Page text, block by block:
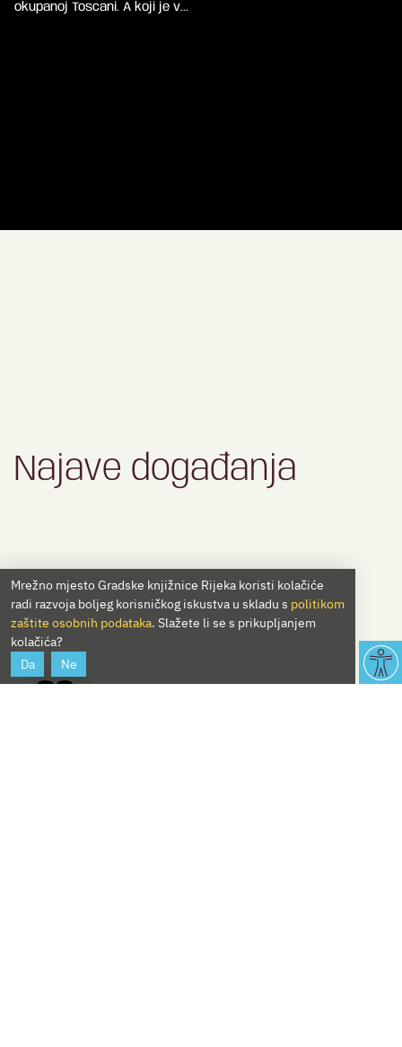
okupanoj Toscani. A koji je v...
Najave događanja
02.
Mrežno mjesto Gradske knjižnice Rijeka koristi kolačiće
radi razvoja boljeg korisničkog iskustva u skladu s politikom
zaštite osobnih podataka. Slažete li se s prikupljanjem
kolačića?
Da
Ne